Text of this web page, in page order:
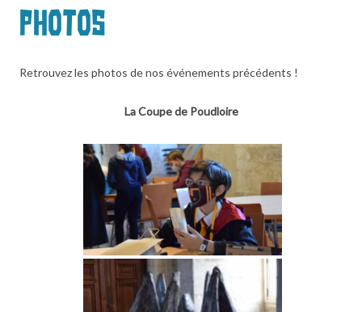
Photos
Retrouvez les photos de nos événements précédents !
La Coupe de Poudloire